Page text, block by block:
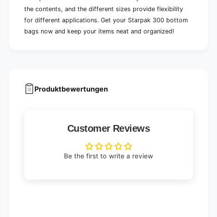
the contents, and the different sizes provide flexibility
for different applications. Get your Starpak 300 bottom
bags now and keep your items neat and organized!
Produktbewertungen
Customer Reviews
Be the first to write a review